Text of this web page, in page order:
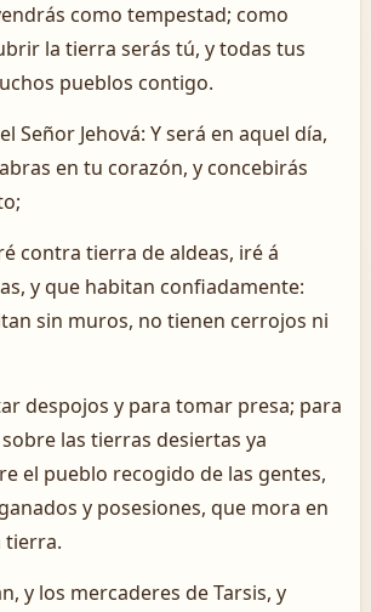
como tempestad; como
la tierra serás tú, y todas tus
pueblos contigo.
Señor Jehová: Y será en aquel día,
en tu corazón, y concebirás
contra tierra de aldeas, iré á
y que habitan confiadamente:
sin muros, no tienen cerrojos ni
despojos y para tomar presa; para
las tierras desiertas ya
el pueblo recogido de las gentes,
y posesiones, que mora en
tierra.
y los mercaderes de Tarsis, y